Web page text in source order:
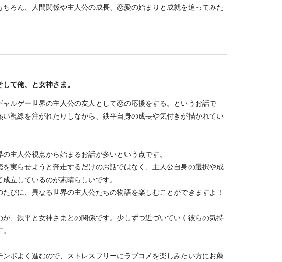
ろん、人間関係や主人公の成長、恋愛の始まりと成就を追ってみた
て俺、と女神さま。
ルゲー世界の主人公の友人として恋の応援をする。というお話で
視線を注がれたりしながら、鉄平自身の成長や気付きが描かれてい
主人公視点から始まるお話が多いという点です。
実らせようと奔走するだけのお話ではなく、主人公自身の選択や成
立しているのが素晴らしいです。
びに、異なる世界の主人公たちの物語を楽しむことができますよ！
、鉄平と女神さまとの関係です。少しずつ近づいていく彼らの気持
ポよく進むので、ストレスフリーにラブコメを楽しみたい方にお薦